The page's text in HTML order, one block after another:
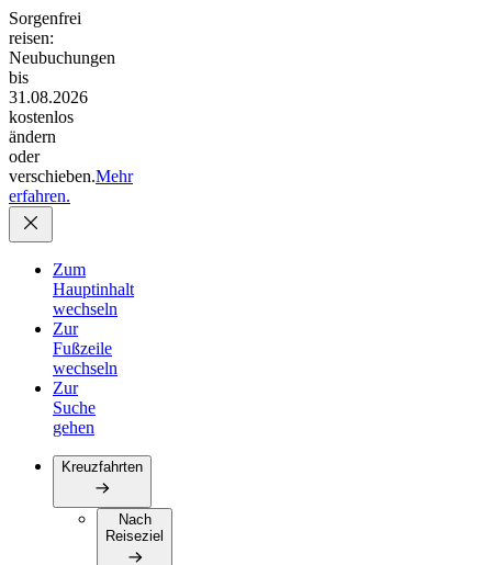
Sorgenfrei
reisen:
Neubuchungen
bis
31.08.2026
kostenlos
ändern
oder
verschieben.Mehr
erfahren.
Zum
Hauptinhalt
wechseln
Zur
Fußzeile
wechseln
Zur
Suche
gehen
Kreuzfahrten
Nach
Reiseziel